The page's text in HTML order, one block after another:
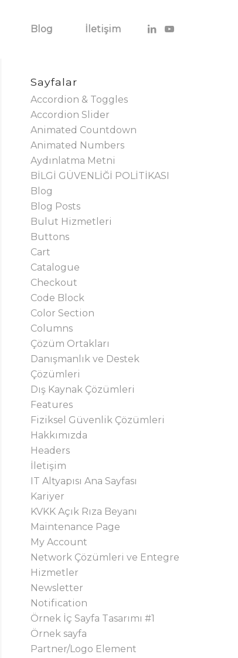
Blog İletişim
Sayfalar
Accordion & Toggles
Accordion Slider
Animated Countdown
Animated Numbers
Aydınlatma Metni
BİLGİ GÜVENLİĞİ POLİTİKASI
Blog
Blog Posts
Bulut Hizmetleri
Buttons
Cart
Catalogue
Checkout
Code Block
Color Section
Columns
Çözüm Ortakları
Danışmanlık ve Destek
Çözümleri
Dış Kaynak Çözümleri
Features
Fiziksel Güvenlik Çözümleri
Hakkımızda
Headers
İletişim
IT Altyapısı Ana Sayfası
Kariyer
KVKK Açık Rıza Beyanı
Maintenance Page
My Account
Network Çözümleri ve Entegre
Hizmetler
Newsletter
Notification
Örnek İç Sayfa Tasarımı #1
Örnek sayfa
Partner/Logo Element